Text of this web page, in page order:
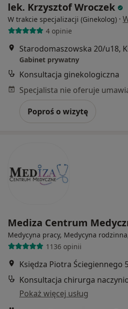
lek. Krzysztof Wroczek
W trakcie specjalizacji (Ginekolog) ·
4 opinie
Starodomaszowska 20/u18,
Gabinet prywatny
Konsultacja ginekologiczna
Poproś o wizytę
Mediza Centrum
Medycyna pracy, Medycyna
1136 opinii
Księdza Piotra Ściegiennego
Konsultacja chirurga
Pokaż więcej usług